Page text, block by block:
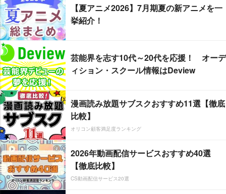
【夏アニメ2026】7月期夏の新アニメを一
挙紹介！
芸能界を志す10代～20代を応援！ オーデ
ィション・スクール情報はDeview
漫画読み放題サブスクおすすめ11選【徹底
比較】
オリコン顧客満足度ランキング
2026年動画配信サービスおすすめ40選
【徹底比較】
CS動画配信サービス20選